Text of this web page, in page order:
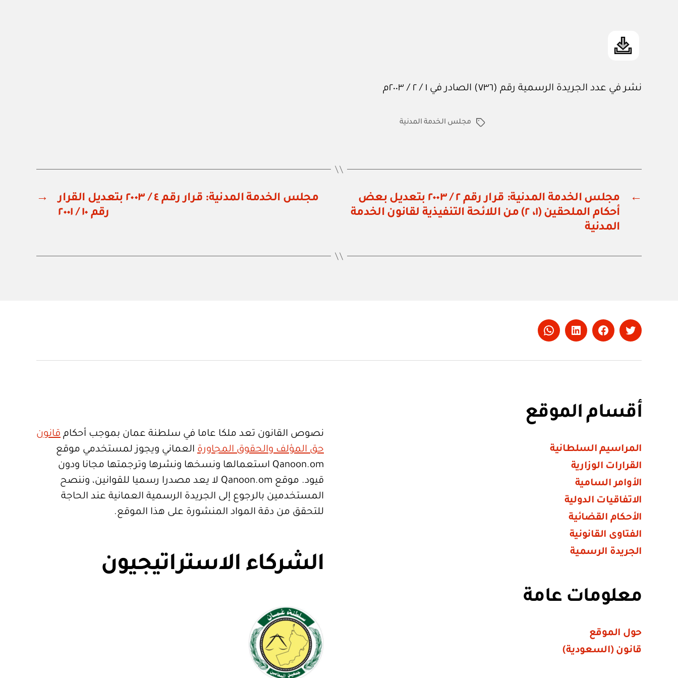
نشر في عدد الجريدة الرسمية رقم (٧٣٦) الصادر في ١ / ٢ / ٢٠٠٣م
الوسوممجلس الخدمة المدنية
←
مجلس الخدمة المدنية: قرار رقم ٢ / ٢٠٠٣ بتعديل بعض
أحكام الملحقين (١، ٢) من اللائحة التنفيذية لقانون الخدمة
المدنية
→
مجلس الخدمة المدنية: قرار رقم ٤ / ٢٠٠٣ بتعديل القرار
رقم ١٠ / ٢٠٠١
Twitter
Facebook
LinkedIn
Whatsapp
أقسام الموقع
المراسيم السلطانية
القرارات الوزارية
الأوامر السامية
الاتفاقيات الدولية
الأحكام القضائية
الفتاوى القانونية
الجريدة الرسمية
معلومات عامة
حول الموقع
قانون (السعودية)
نصوص القانون تعد ملكا عاما في سلطنة عمان بموجب أحكام قانون
حق المؤلف والحقوق المجاورة العماني ويجوز لمستخدمي موقع
Qanoon.om استعمالها ونسخها ونشرها وترجمتها مجانا ودون
قيود. موقع Qanoon.om لا يعد مصدرا رسميا للقوانين، وننصح
المستخدمين بالرجوع إلى الجريدة الرسمية العمانية عند الحاجة
للتحقق من دقة المواد المنشورة على هذا الموقع.
الشركاء الاستراتيجيون